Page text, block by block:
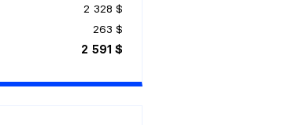
2 328 $
263 $
2 591 $